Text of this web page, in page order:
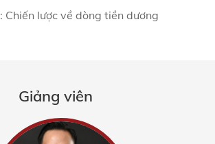
Chiến lược về dòng tiền dương
Giảng viên